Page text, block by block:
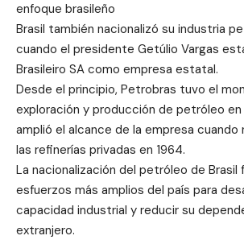
enfoque brasileño
Brasil también nacionalizó su industria
cuando el presidente Getúlio Vargas
Brasileiro SA como empresa estatal.
Desde el principio, Petrobras tuvo el
exploración y producción de petróleo en
amplió el alcance de la empresa cuando
las refinerías privadas en 1964.
La nacionalización del petróleo de Brasil
esfuerzos más amplios del país para
capacidad industrial y reducir su
extranjero.